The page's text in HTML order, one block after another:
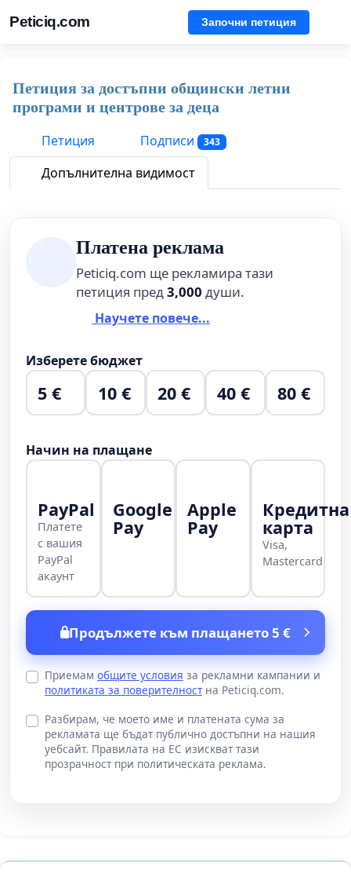
Peticiq.com Започни петиция
Петиция за достъпни общински летни
програми и центрове за деца
Петиция
Подписи 343
Допълнителна видимост
Платена реклама
Peticiq.com ще рекламира тази
петиция пред3,000 души.
Научете повече...
Изберете бюджет
5 € 10 € 20 € 40 € 80 €
Начин на плащане
PayPal
Платете
с вашия
PayPal
акаунт
Google
Pay
Apple
Pay
Кредитна
карта
Visa,
Mastercard
Продължете към плащането 5 €
Приемам общите условия за рекламни кампании и
политиката за поверителностна Peticiq.com.
Разбирам, че моето име и платената сума за
рекламата ще бъдат публично достъпни на нашия
уебсайт. Правилата на ЕС изискват тази
прозрачност при политическата реклама.